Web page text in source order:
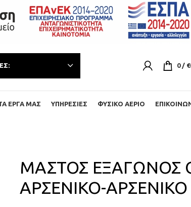
0 / €
ΈΡΓΑ ΜΑΣ ΥΠΗΡΕΣΊΕΣ ΦΥΣΙΚΌ ΑΈΡΙΟ
ΜΑΣΤΟΣ ΕΞΑΓΩΝΟΣ
ΑΡΣΕΝΙΚΟ-ΑΡΣΕΝΙΚΟ